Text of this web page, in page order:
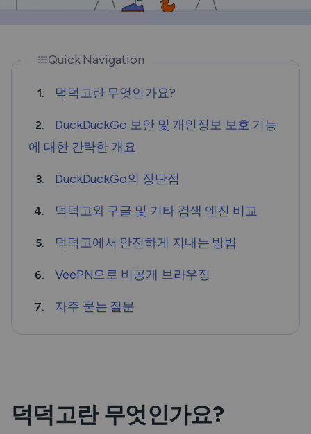
Quick Navigation
1. 덕덕고란 무엇인가요?
2.
DuckDuckGo 보안 및 개인정보 보호 기능
에 대한 간략한 개요
3. DuckDuckGo의 장단점
4. 덕덕고와 구글 및 기타 검색 엔진 비교
5. 덕덕고에서 안전하게 지내는 방법
6. VeePN으로 비공개 브라우징
7. 자주 묻는 질문
덕덕고란 무엇인가요?